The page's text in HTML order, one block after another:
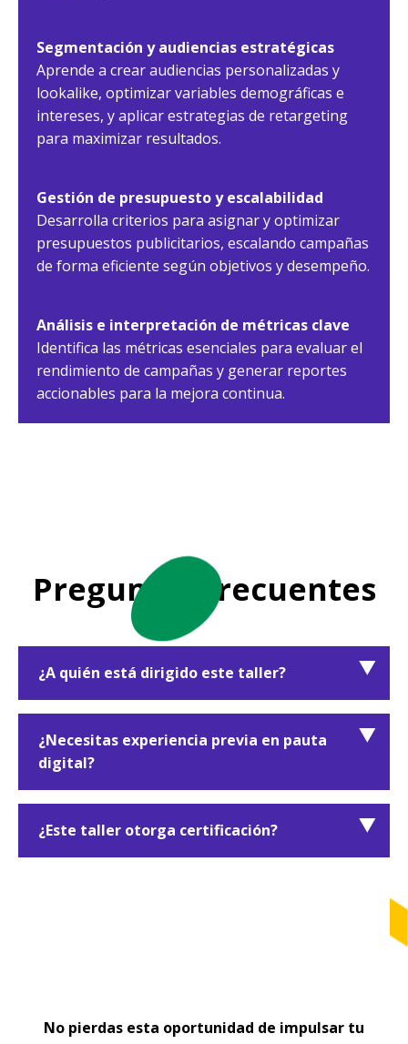
Segmentación y audiencias estratégicas
Aprende a crear audiencias personalizadas y
lookalike, optimizar variables demográficas e
intereses, y aplicar estrategias de retargeting
para maximizar resultados.
Gestión de presupuesto y escalabilidad
Desarrolla criterios para asignar y optimizar
presupuestos publicitarios, escalando campañas
de forma eficiente según objetivos y desempeño.
Análisis e interpretación de métricas clave
Identifica las métricas esenciales para evaluar el
rendimiento de campañas y generar reportes
accionables para la mejora continua.
Preguntas frecuentes
¿A quién está dirigido este taller?
Está dirigido a profesionales de marketing,
emprendedores, community managers,
ejecutivos comerciales y personas que gestionan
campañas de pauta digital.
¿Necesitas experiencia previa en pauta
digital?
No es indispensable. El taller inicia con
fundamentos clave y avanza hacia la
optimización y análisis de campañas.
¿Este taller otorga certificación?
No pierdas esta oportunidad de impulsar tu